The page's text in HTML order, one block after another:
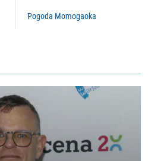
Pogoda Momogaoka